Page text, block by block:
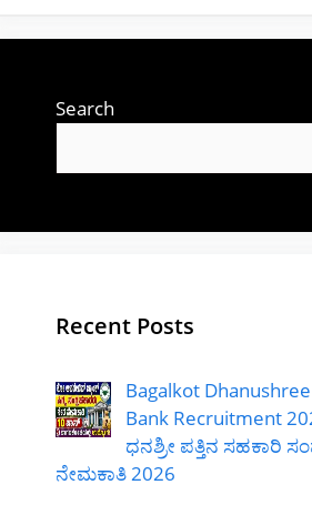
Search
Recent Posts
Bagalkot
Bank Recruitment
ಧನಶ್ರೀ ಪತ್ತಿನ ಸಹಕಾರಿ
ನೇಮಕಾತಿ 2026